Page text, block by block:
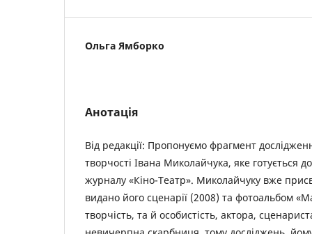
Ольга Ямборко
Анотація
Від редакції: Пропонуємо фрагмент
творчості Івана Миколайчука, яке готується
журналу «Кіно-Театр». Миколайчуку вже
видано його сценарії (2008) та фотоальбом
творчість, та й особистість, актора,